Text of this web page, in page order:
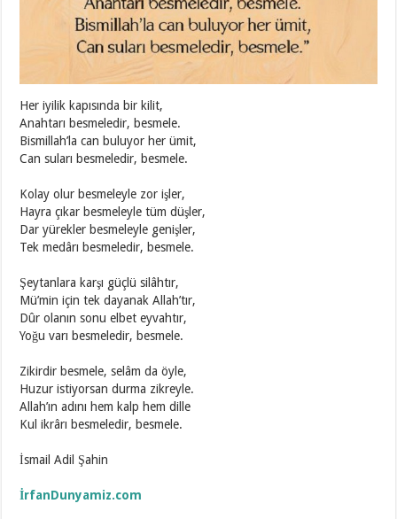
Her iyilik kapısında bir kilit,
Anahtarı besmeledir, besmele.
Bismillah’la can buluyor her ümit,
Can suları besmeledir, besmele.
Kolay olur besmeleyle zor işler,
Hayra çıkar besmeleyle tüm düşler,
Dar yürekler besmeleyle genişler,
Tek medârı besmeledir, besmele.
Şeytanlara karşı güçlü silâhtır,
Mü’min için tek dayanak Allah’tır,
Dûr olanın sonu elbet eyvahtır,
Yoğu varı besmeledir, besmele.
Zikirdir besmele, selâm da öyle,
Huzur istiyorsan durma zikreyle.
Allah’ın adını hem kalp hem dille
Kul ikrârı besmeledir, besmele.
İsmail Adil Şahin
İrfanDunyamiz.com